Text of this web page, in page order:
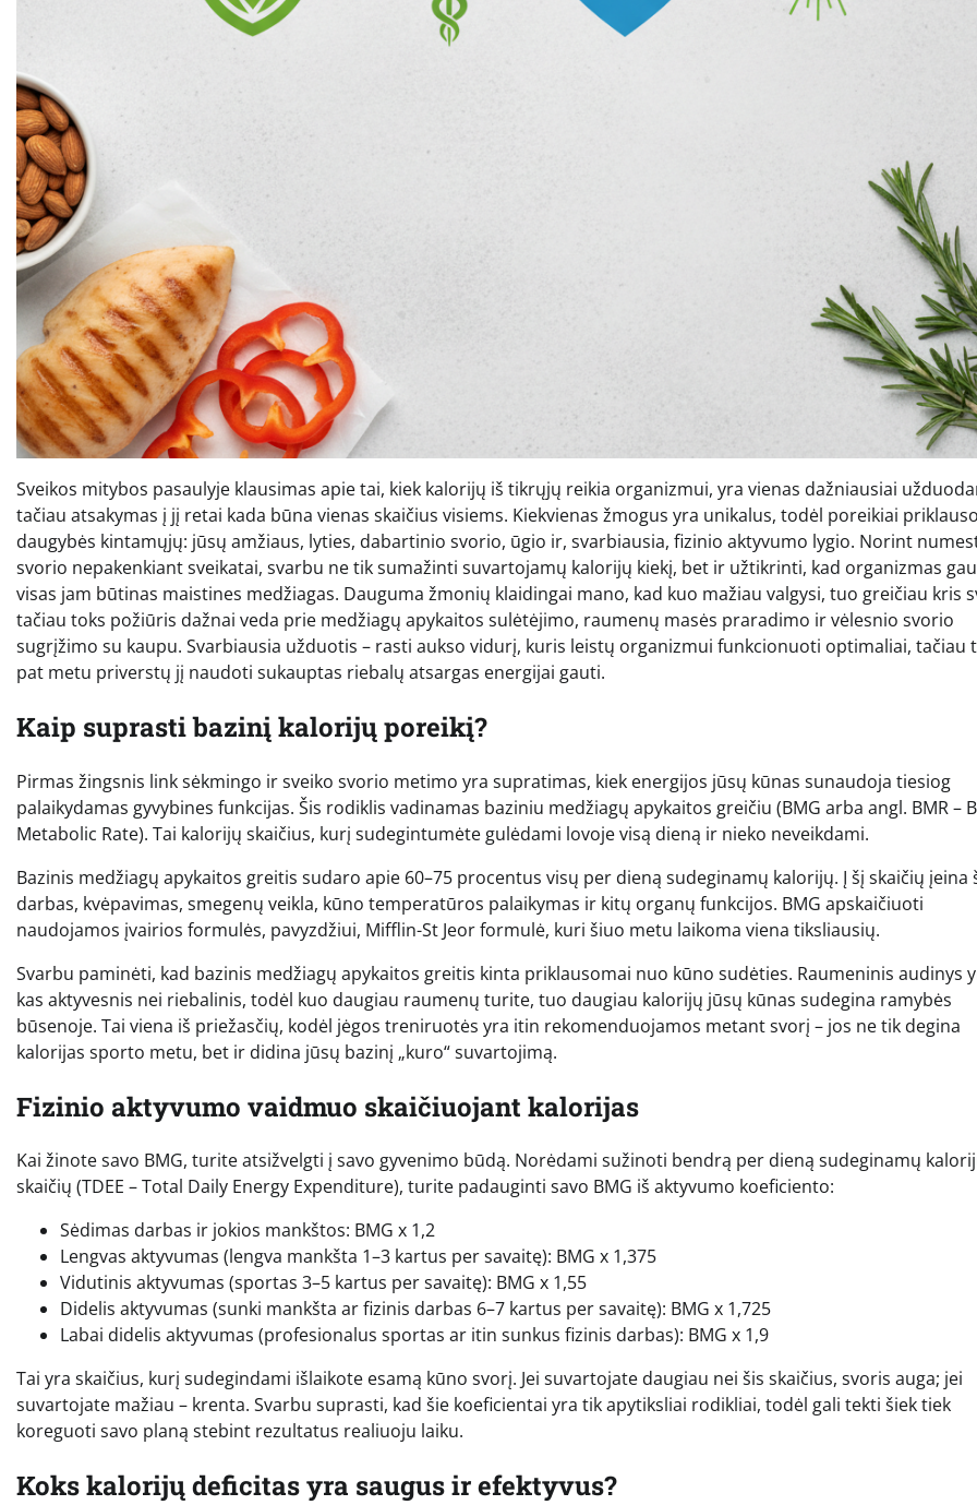
Sveikos mitybos pasaulyje klausimas apie tai, kiek kalorijų iš tikrųjų reikia organizmui, yra vienas dažniausiai
tačiau atsakymas į jį retai kada būna vienas skaičius visiems. Kiekvienas žmogus yra unikalus, todėl poreikiai
daugybės kintamųjų: jūsų amžiaus, lyties, dabartinio svorio, ūgio ir, svarbiausia, fizinio aktyvumo lygio. Norint
svorio nepakenkiant sveikatai, svarbu ne tik sumažinti suvartojamų kalorijų kiekį, bet ir užtikrinti, kad organizmas
visas jam būtinas maistines medžiagas. Dauguma žmonių klaidingai mano, kad kuo mažiau valgysi, tuo greičiau kris
tačiau toks požiūris dažnai veda prie medžiagų apykaitos sulėtėjimo, raumenų masės praradimo ir vėlesnio svorio
sugrįžimo su kaupu. Svarbiausia užduotis – rasti aukso vidurį, kuris leistų organizmui funkcionuoti optimaliai, tačiau
pat metu priverstų jį naudoti sukauptas riebalų atsargas energijai gauti.
Kaip suprasti bazinį kalorijų poreikį?
Pirmas žingsnis link sėkmingo ir sveiko svorio metimo yra supratimas, kiek energijos jūsų kūnas sunaudoja tiesiog
palaikydamas gyvybines funkcijas. Šis rodiklis vadinamas baziniu medžiagų apykaitos greičiu (BMG arba angl. BMR –
Metabolic Rate). Tai kalorijų skaičius, kurį sudegintumėte gulėdami lovoje visą dieną ir nieko neveikdami.
Bazinis medžiagų apykaitos greitis sudaro apie 60–75 procentus visų per dieną sudeginamų kalorijų. Į šį skaičių įeina
darbas, kvėpavimas, smegenų veikla, kūno temperatūros palaikymas ir kitų organų funkcijos. BMG apskaičiuoti
naudojamos įvairios formulės, pavyzdžiui, Mifflin-St Jeor formulė, kuri šiuo metu laikoma viena tiksliausių.
Svarbu paminėti, kad bazinis medžiagų apykaitos greitis kinta priklausomai nuo kūno sudėties. Raumeninis audinys
kas aktyvesnis nei riebalinis, todėl kuo daugiau raumenų turite, tuo daugiau kalorijų jūsų kūnas sudegina ramybės
būsenoje. Tai viena iš priežasčių, kodėl jėgos treniruotės yra itin rekomenduojamos metant svorį – jos ne tik degina
kalorijas sporto metu, bet ir didina jūsų bazinį „kuro“ suvartojimą.
Fizinio aktyvumo vaidmuo skaičiuojant kalorijas
Kai žinote savo BMG, turite atsižvelgti į savo gyvenimo būdą. Norėdami sužinoti bendrą per dieną sudeginamų
skaičių (TDEE – Total Daily Energy Expenditure), turite padauginti savo BMG iš aktyvumo koeficiento:
Sėdimas darbas ir jokios mankštos: BMG x 1,2
Lengvas aktyvumas (lengva mankšta 1–3 kartus per savaitę): BMG x 1,375
Vidutinis aktyvumas (sportas 3–5 kartus per savaitę): BMG x 1,55
Didelis aktyvumas (sunki mankšta ar fizinis darbas 6–7 kartus per savaitę): BMG x 1,725
Labai didelis aktyvumas (profesionalus sportas ar itin sunkus fizinis darbas): BMG x 1,9
Tai yra skaičius, kurį sudegindami išlaikote esamą kūno svorį. Jei suvartojate daugiau nei šis skaičius, svoris auga; jei
suvartojate mažiau – krenta. Svarbu suprasti, kad šie koeficientai yra tik apytiksliai rodikliai, todėl gali tekti šiek tiek
koreguoti savo planą stebint rezultatus realiuoju laiku.
Koks kalorijų deficitas yra saugus ir efektyvus?